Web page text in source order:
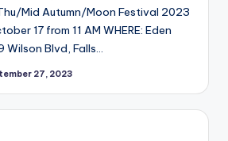
Mid Autumn/Moon Festival 2023
17 from 11 AM WHERE: Eden
Wilson Blvd, Falls…
27, 2023